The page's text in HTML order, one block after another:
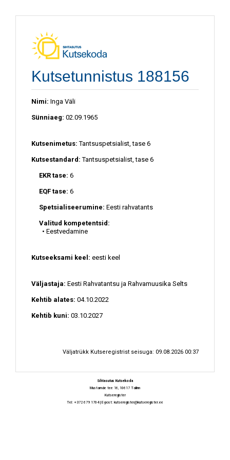
Kutsetunnistus 188156
Nimi: Inga Väli
Sünniaeg: 02.09.1965
Kutsenimetus:Tantsuspetsialist, tase 6
Kutsestandard:Tantsuspetsialist, tase 6
EKR tase: 6
EQF tase: 6
Spetsialiseerumine: Eesti rahvatants
Valitud kompetentsid:
• Eestvedamine
Kutseeksami keel: eesti keel
Väljastaja: Eesti Rahvatantsu ja Rahvamuusika Selts
Kehtib alates: 04.10.2022
Kehtib kuni: 03.10.2027
Väljatrükk Kutseregistrist seisuga: 09.08.2026 00:37
Sihtasutus Kutsekoda
Mustamäe tee 16, 10617 Tallinn
Kutseregister
Tel: +372 679 1704 | E-post: kutseregister@kutseregister.ee